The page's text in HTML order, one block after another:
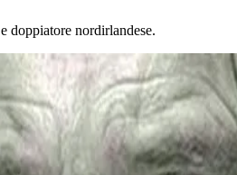
e doppiatore nordirlandese.